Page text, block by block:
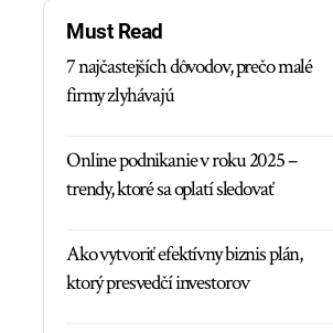
Must Read
7 najčastejších dôvodov, prečo malé
firmy zlyhávajú
Online podnikanie v roku 2025 –
trendy, ktoré sa oplatí sledovať
Ako vytvoriť efektívny biznis plán,
ktorý presvedčí investorov